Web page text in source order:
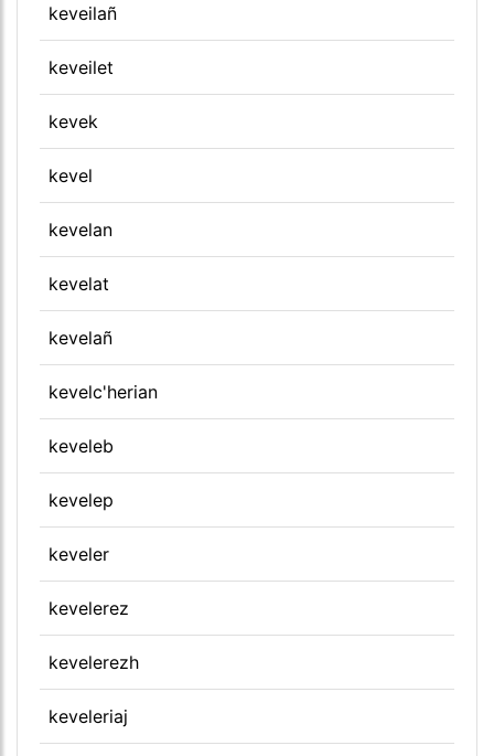
keveilañ
keveilet
kevek
kevel
kevelan
kevelat
kevelañ
kevelc'herian
keveleb
kevelep
keveler
kevelerez
kevelerezh
keveleriaj